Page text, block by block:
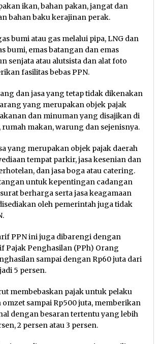
ikan, bahan pakan, jangat dan
bahan baku kerajinan perak.
bumi atau gas melalui pipa, LNG dan
bumi, emas batangan dan emas
senjata atau alutsista dan alat foto
fasilitas bebas PPN.
dan jasa yang tetap tidak dikenakan
yang merupakan objek pajak
dan minuman yang disajikan di
makan, warung dan sejenisnya.
yang merupakan objek pajak daerah
tempat parkir, jasa kesenian dan
dan jasa boga atau catering.
untuk kepentingan cadangan
berharga serta jasa keagamaan
oleh pemerintah juga tidak
PPN ini juga dibarengi dengan
Pajak Penghasilan (PPh) Orang
sampai dengan Rp60 juta dari
5 persen.
membebaskan pajak untuk pelaku
sampai Rp500 juta, memberikan
dengan besaran tertentu yang lebih
2 persen atau 3 persen.